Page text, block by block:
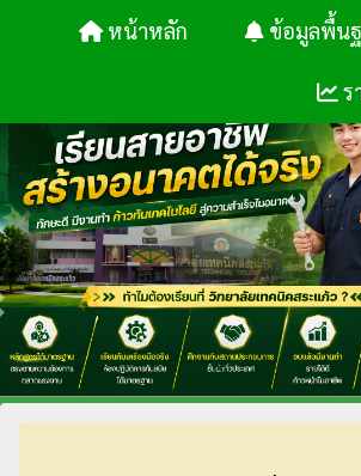
หน้าหลัก ข้อมูลพื้น
ร